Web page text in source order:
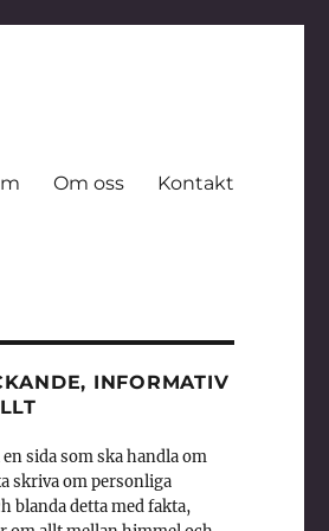
Om oss Kontakt
INFORMATIV
sida som ska handla om
skriva om personliga
blanda detta med fakta,